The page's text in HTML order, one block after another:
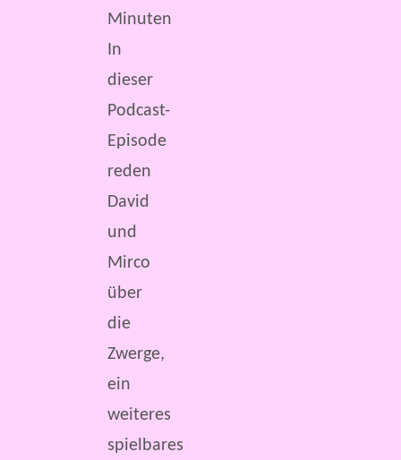
Minuten
In
dieser
Podcast-
Episode
reden
David
und
Mirco
über
die
Zwerge,
ein
weiteres
spielbares